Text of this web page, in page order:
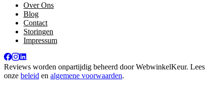
Over Ons
Blog
Contact
Storingen
Impressum
Reviews worden onpartijdig beheerd doorWebwinkelKeur. Lees
onze beleid en algemene voorwaarden.